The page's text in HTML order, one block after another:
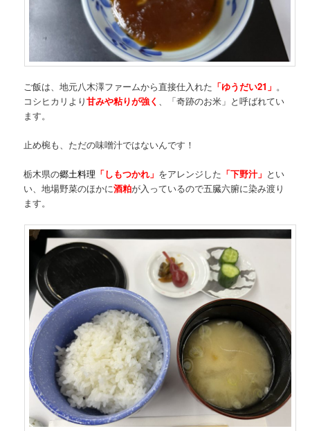
ご飯は、地元八木澤ファームから直接仕入れた 「ゆうだい21」 。
コシヒカリより甘みや粘りが強く 、「奇跡のお米」と呼ばれてい
ます。
止め椀も、ただの味噌汁ではないんです！
栃木県の郷土料理 「しもつかれ」 をアレンジした 「下野汁」 とい
い、地場野菜のほかに酒粕が入っているので五臓六腑に染み渡り
ます。